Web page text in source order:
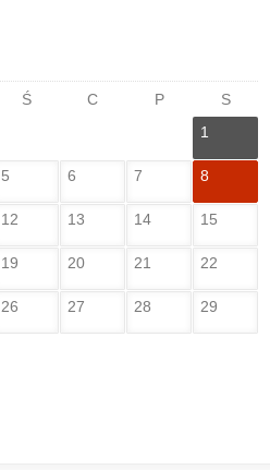
Ś C P
S
1
5 6 7 8
12 13 14 15
19 20 21 22
26 27 28 29